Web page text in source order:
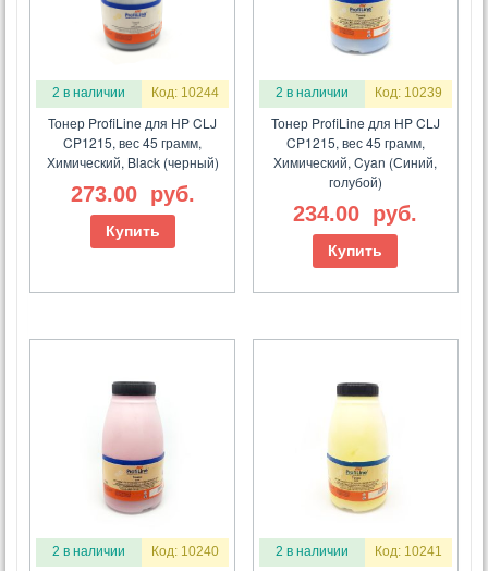
2 в наличии Код: 10244
Тонер ProfiLine для HP CLJ
CP1215, вес 45 грамм,
Химический, Black (черный)
273.00 руб.
Купить
2 в наличии Код: 10239
Тонер ProfiLine для HP CLJ
CP1215, вес 45 грамм,
Химический, Cyan (Синий,
голубой)
234.00 руб.
Купить
2 в наличии Код: 10240 2 в наличии Код: 10241